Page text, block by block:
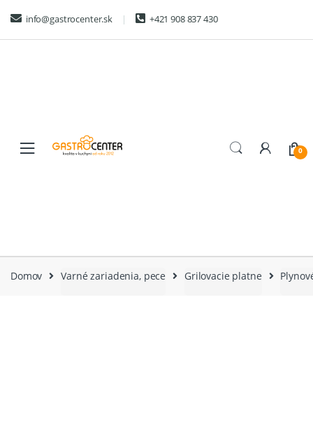
navigation
content
info@gastrocenter.sk +421 908 837 430
0
Domov Varné zariadenia, pece Grilovacie platne